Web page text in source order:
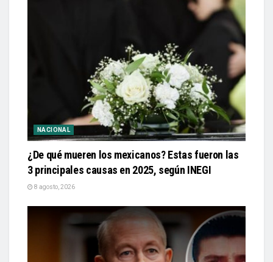
NACIONAL
¿De qué mueren los mexicanos? Estas fueron las
3 principales causas en 2025, según INEGI
8 agosto, 2026